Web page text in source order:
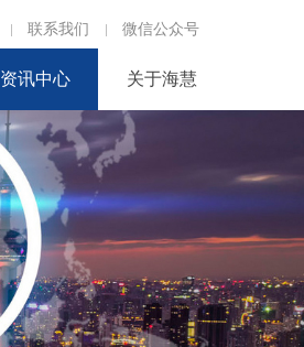
联系我们 微信公众号
资讯中心 关于海慧